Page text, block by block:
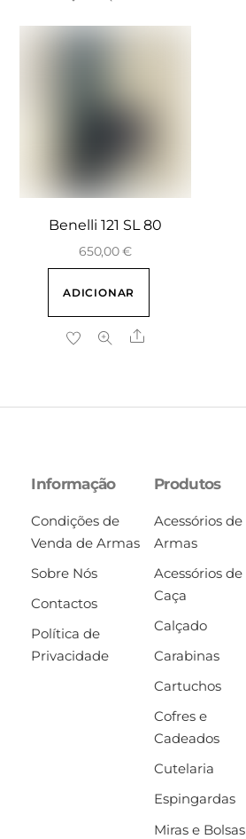
Benelli 121 SL 80
650,00€
ADICIONAR
Share
Informação
Condições de
Venda de Armas
Sobre Nós
Contactos
Política de
Privacidade
Produtos
Acessórios de
Armas
Acessórios de
Caça
Calçado
Carabinas
Cartuchos
Cofres e
Cadeados
Cutelaria
Espingardas
Miras e Bolsas